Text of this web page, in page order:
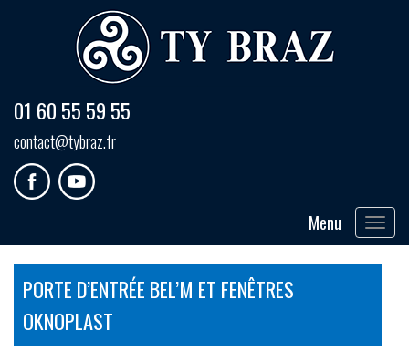
01 60 55 59 55
contact@tybraz.fr
Toggle
Menu
PORTE D’ENTRÉE BEL’M ET FENÊTRES
OKNOPLAST